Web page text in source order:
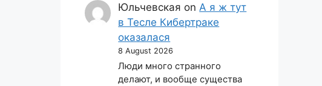
Юльчевская onА я ж тут
в Тесле Кибертраке
оказалася
8 August 2026
Люди много странного
делают, и вообще существа